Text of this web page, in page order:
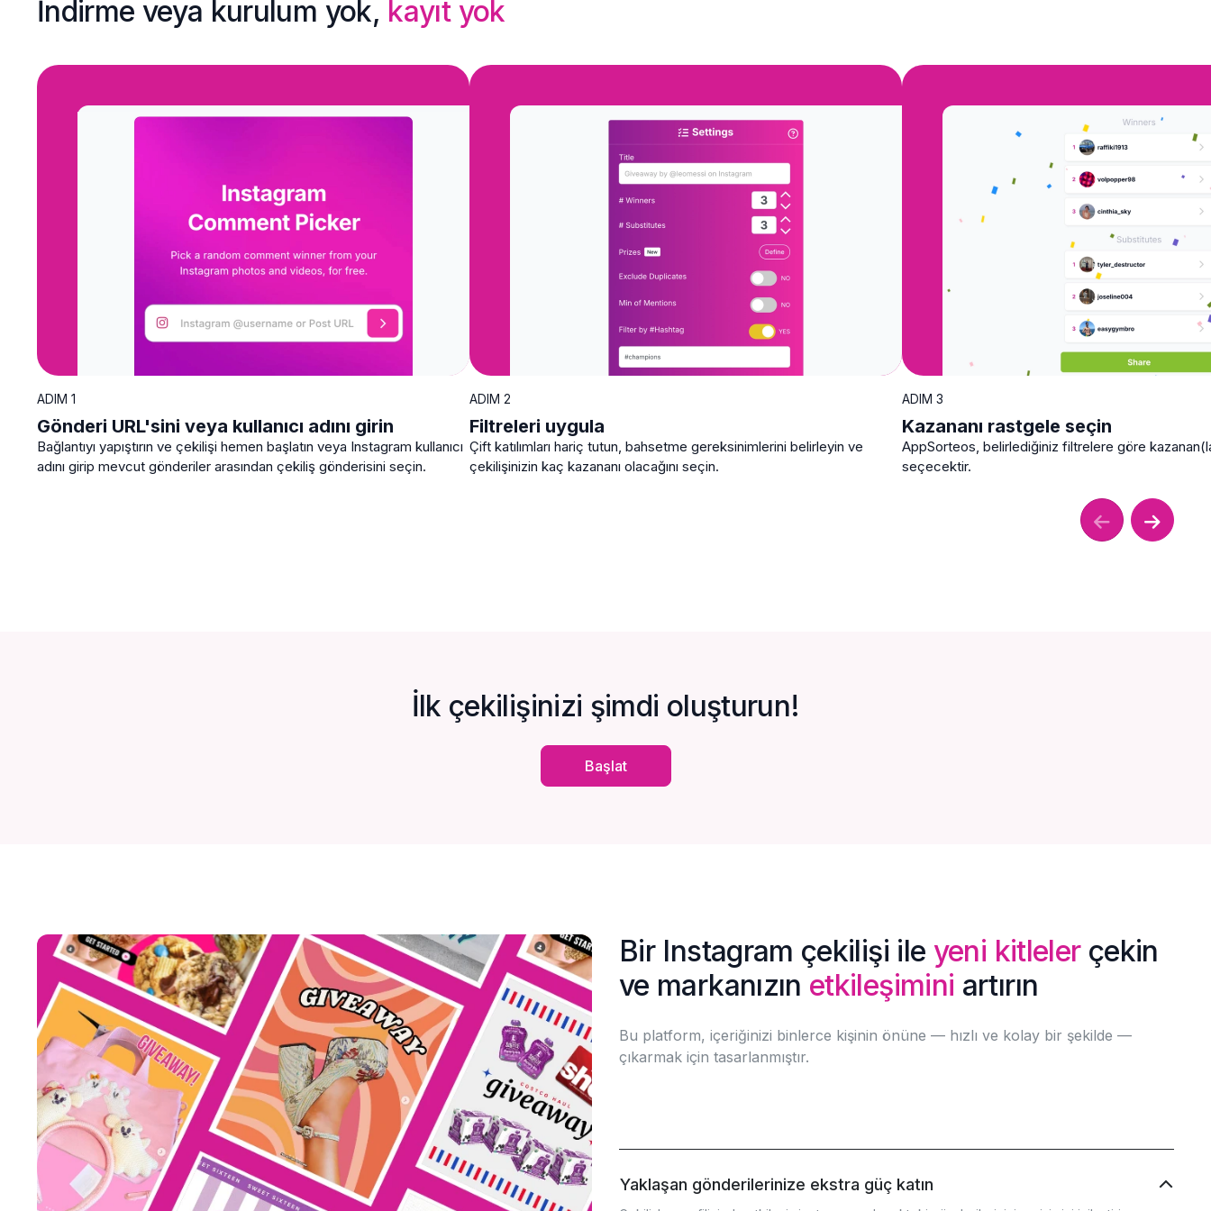
İndirme veya kurulum yok, kayıt yok
ADIM 1
Gönderi URL'sini veya kullanıcı adını girin
Bağlantıyı yapıştırın ve çekilişi hemen başlatın veya Instagram kullanıcı
adını girip mevcut gönderiler arasından çekiliş gönderisini seçin.
ADIM 2
Filtreleri uygula
Çift katılımları hariç tutun, bahsetme gereksinimlerini belirleyin ve
çekilişinizin kaç kazananı olacağını seçin.
ADIM 3
Kazananı rastgele seçin
AppSorteos, belirlediğiniz filtrelere göre
seçecektir.
İlk çekilişinizi şimdi oluşturun!
Başlat
Bir Instagram çekilişi ile yeni kitlelerçekin
ve markanızın etkileşimini artırın
Bu platform, içeriğinizi binlerce kişinin önüne — hızlı ve kolay bir şekilde —
çıkarmak için tasarlanmıştır.
Yaklaşan gönderilerinize ekstra güç katın